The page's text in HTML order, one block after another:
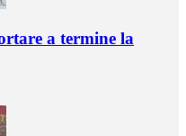
a termine la